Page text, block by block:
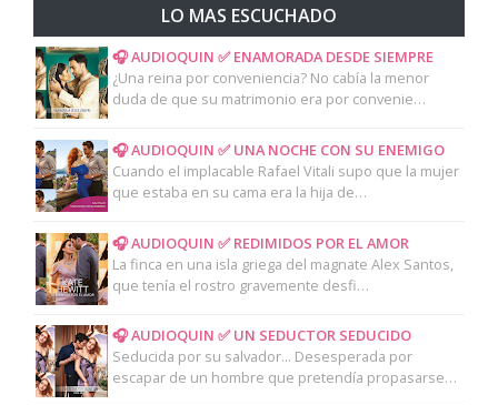
LO MAS ESCUCHADO
🎧 AUDIOQUIN ✅ ENAMORADA DESDE SIEMPRE
¿Una reina por conveniencia? No cabía la menor
duda de que su matrimonio era por convenie…
🎧 AUDIOQUIN ✅ UNA NOCHE CON SU ENEMIGO
Cuando el implacable Rafael Vitali supo que la mujer
que estaba en su cama era la hija de…
🎧 AUDIOQUIN ✅ REDIMIDOS POR EL AMOR
La finca en una isla griega del magnate Alex Santos,
que tenía el rostro gravemente desfi…
🎧 AUDIOQUIN ✅ UN SEDUCTOR SEDUCIDO
Seducida por su salvador... Desesperada por
escapar de un hombre que pretendía propasarse…